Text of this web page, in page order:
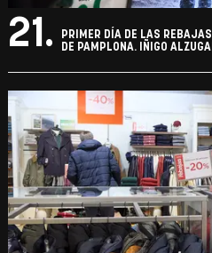
21.
PRIMER DÍA DE LAS
DE PAMPLONA. IÑIGO